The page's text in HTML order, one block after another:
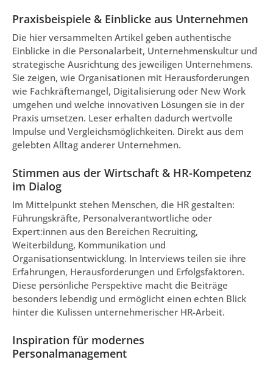
Praxisbeispiele & Einblicke aus Unternehmen
Die hier versammelten Artikel geben authentische
Einblicke in die Personalarbeit, Unternehmenskultur und
strategische Ausrichtung des jeweiligen Unternehmens.
Sie zeigen, wie Organisationen mit Herausforderungen
wie Fachkräftemangel, Digitalisierung oder New Work
umgehen und welche innovativen Lösungen sie in der
Praxis umsetzen. Leser erhalten dadurch wertvolle
Impulse und Vergleichsmöglichkeiten. Direkt aus dem
gelebten Alltag anderer Unternehmen.
Stimmen aus der Wirtschaft & HR-Kompetenz
im Dialog
Im Mittelpunkt stehen Menschen, die HR gestalten:
Führungskräfte, Personalverantwortliche oder
Expert:innen aus den Bereichen Recruiting,
Weiterbildung, Kommunikation und
Organisationsentwicklung. In Interviews teilen sie ihre
Erfahrungen, Herausforderungen und Erfolgsfaktoren.
Diese persönliche Perspektive macht die Beiträge
besonders lebendig und ermöglicht einen echten Blick
hinter die Kulissen unternehmerischer HR-Arbeit.
Inspiration für modernes
Personalmanagement